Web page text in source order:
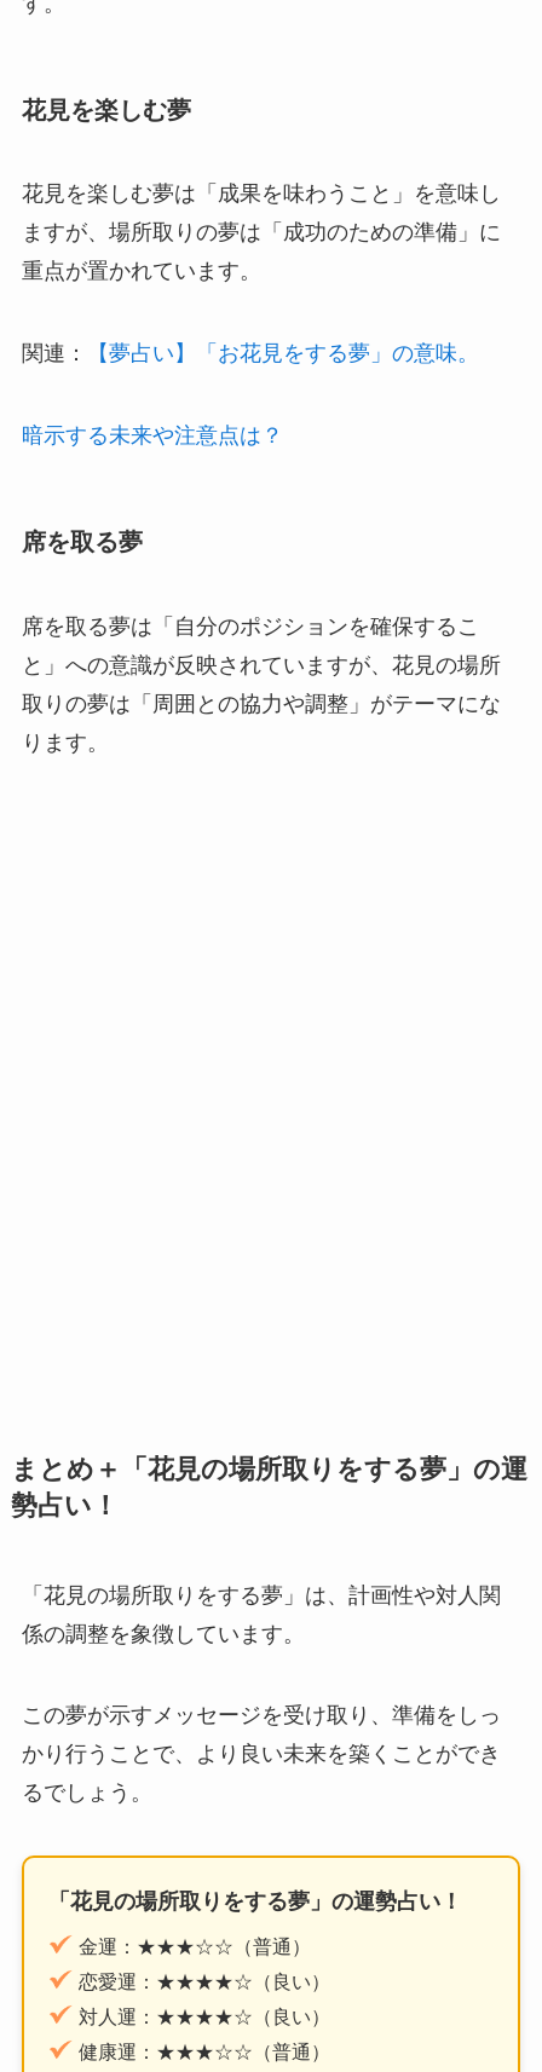
花見を楽しむ夢
花見を楽しむ夢は「成果を味わうこと」を意味し
ますが、場所取りの夢は「成功のための準備」に
重点が置かれています。
関連： 【夢占い】「お花見をする夢」の意味。
暗示する未来や注意点は？
席を取る夢
席を取る夢は「自分のポジションを確保するこ
と」への意識が反映されていますが、花見の場所
取りの夢は「周囲との協力や調整」がテーマにな
ります。
まとめ＋「花見の場所取りをする夢」の運
勢占い！
「花見の場所取りをする夢」は、計画性や対人関
係の調整を象徴しています。
この夢が示すメッセージを受け取り、準備をしっ
かり行うことで、より良い未来を築くことができ
るでしょう。
「花見の場所取りをする夢」の運勢占い！
金運：★★★☆☆（普通）
恋愛運：★★★★☆（良い）
対人運：★★★★☆（良い）
健康運：★★★☆☆（普通）